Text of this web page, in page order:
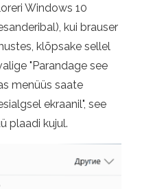
Windows 10
kui brauser
klõpsake sellel
"Parandage see
menüüs saate
ekraanil", see
plaadi kujul.